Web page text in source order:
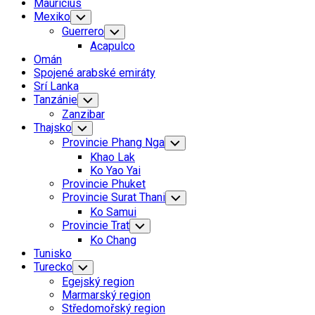
Mauricius
Mexiko Toggle
Child
Menu
Guerrero Toggle
Child
Menu
Acapulco
Omán
Spojené arabské emiráty
Srí Lanka
Tanzánie Toggle
Child
Menu
Zanzibar
Thajsko Toggle
Child
Menu
Provincie Phang Nga Toggle
Child
Khao Lak
Ko Yao Yai
Provincie Phuket
Provincie Surat Thani Toggle
Child
Ko Samui
Provincie Trat Toggle
Child
Menu
Ko Chang
Tunisko
Turecko Toggle
Child
Menu
Egejský region
Marmarský region
Středomořský region